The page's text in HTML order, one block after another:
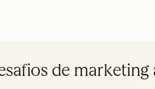
de marketing